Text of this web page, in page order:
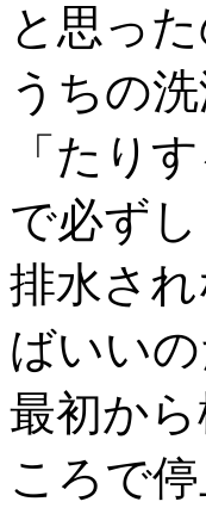
と思っ
うちの
「たり
で必ず
排水さ
ばいい
最初か
ころで